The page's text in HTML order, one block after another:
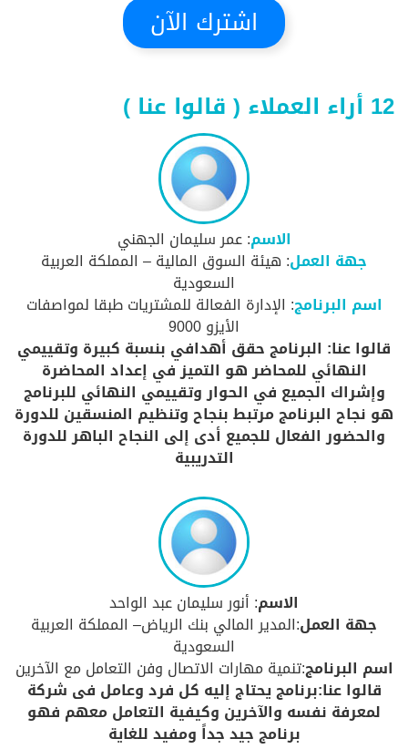
اشترك الآن
12 أراء العملاء ( قالوا عنا )
الاسم: عمر سليمان الجهني
جهة العمل: هيئة السوق المالية – المملكة العربية
السعودية
اسم البرنامج: الإدارة الفعالة للمشتريات طبقا لمواصفات
الأيزو 9000
قالوا عنا: البرنامج حقق أهدافي بنسبة كبيرة وتقييمي
النهائي للمحاضر هو التميز في إعداد المحاضرة
وإشراك الجميع في الحوار وتقييمي النهائي للبرنامج
هو نجاح البرنامج مرتبط بنجاح وتنظيم المنسقين للدورة
والحضور الفعال للجميع أدى إلى النجاح الباهر للدورة
التدريبية
الاسم: أنور سليمان عبد الواحد
جهة العمل:المدير المالي بنك الرياض– المملكة العربية
السعودية
اسم البرنامج:تنمية مهارات الاتصال وفن التعامل مع الآخرين
قالوا عنا:برنامج يحتاج إليه كل فرد وعامل فى شركة
لمعرفة نفسه والآخرين وكيفية التعامل معهم فهو
برنامج جيد جداً ومفيد للغاية